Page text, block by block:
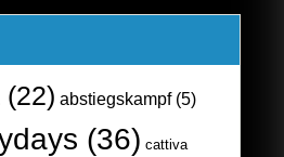
(22) abstiegskampf(5)
(36) cattiva